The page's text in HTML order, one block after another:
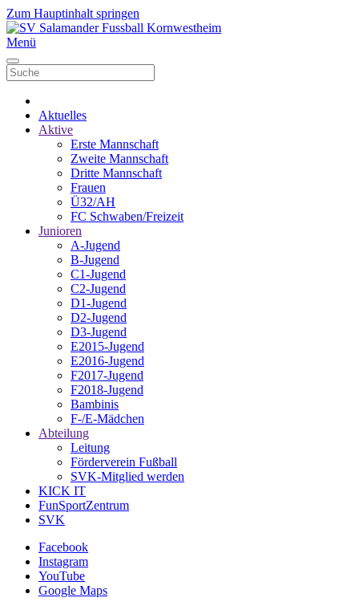
Zum Hauptinhalt springen
Menü
Aktuelles
Aktive
Erste Mannschaft
Zweite Mannschaft
Dritte Mannschaft
Frauen
Ü32/AH
FC Schwaben/Freizeit
Junioren
A-Jugend
B-Jugend
C1-Jugend
C2-Jugend
D1-Jugend
D2-Jugend
D3-Jugend
E2015-Jugend
E2016-Jugend
F2017-Jugend
F2018-Jugend
Bambinis
F-/E-Mädchen
Abteilung
Leitung
Förderverein Fußball
SVK-Mitglied werden
KICK IT
FunSportZentrum
SVK
Facebook
Instagram
YouTube
Google Maps